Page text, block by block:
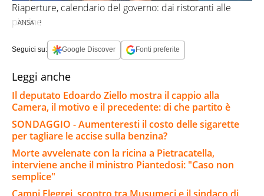
ANSA
Riaperture, calendario del governo: dai ristoranti alle
piscine
Seguici su: Google Discover Fonti preferite
Leggi anche
Il deputato Edoardo Ziello mostra il cappio alla
Camera, il motivo e il precedente: di che partito è
SONDAGGIO - Aumenteresti il costo delle sigarette
per tagliare le accise sulla benzina?
Morte avvelenate con la ricina a Pietracatella,
interviene anche il ministro Piantedosi: "Caso non
semplice"
Campi Flegrei, scontro tra Musumeci e il sindaco di